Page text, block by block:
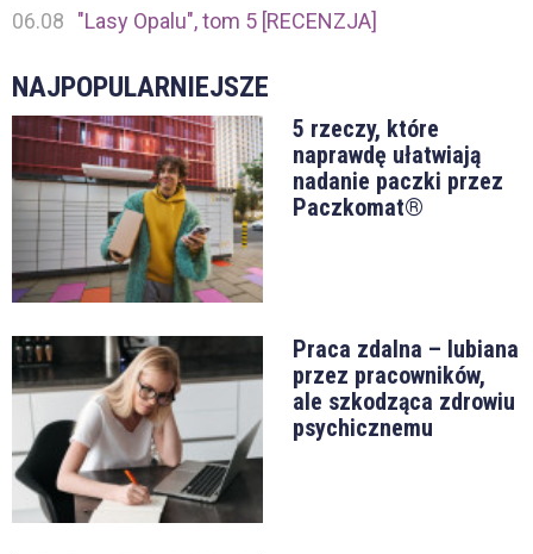
06.08
"Lasy Opalu", tom 5 [RECENZJA]
NAJPOPULARNIEJSZE
5 rzeczy, które
naprawdę ułatwiają
nadanie paczki przez
Paczkomat®
Praca zdalna – lubiana
przez pracowników,
ale szkodząca zdrowiu
psychicznemu